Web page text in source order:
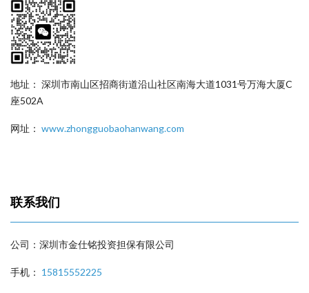
地址： 深圳市南山区招商街道沿山社区南海大道1031号万海大厦C
座502A
网址： www.zhongguobaohanwang.com
联系我们
公司：深圳市金仕铭投资担保有限公司
手机： 15815552225